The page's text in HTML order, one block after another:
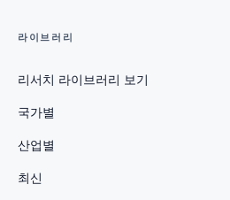
라이브러리
리서치 라이브러리 보기
국가별
산업별
최신